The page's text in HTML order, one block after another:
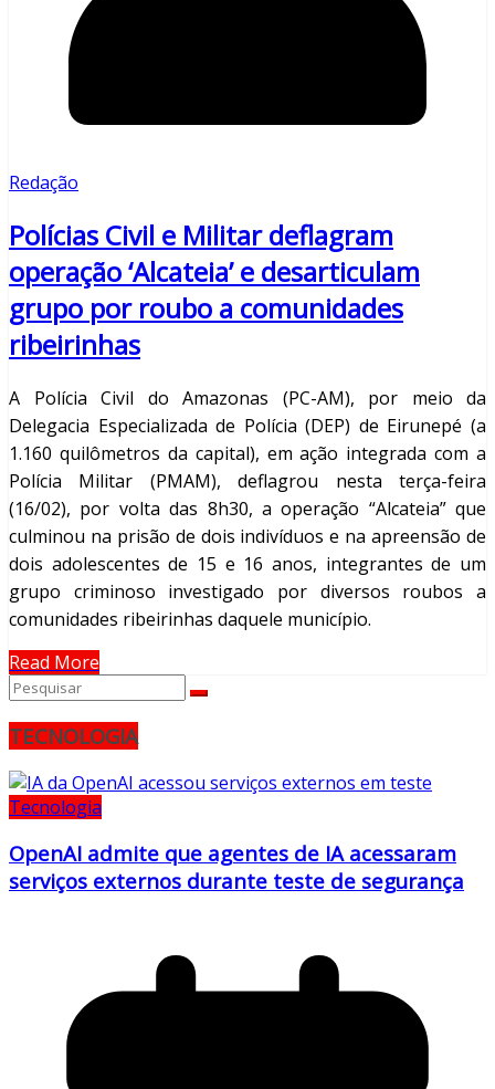
Redação
Polícias Civil e Militar deflagram
operação ‘Alcateia’ e desarticulam
grupo por roubo a comunidades
ribeirinhas
A Polícia Civil do Amazonas (PC-AM), por meio da
Delegacia Especializada de Polícia (DEP) de Eirunepé (a
1.160 quilômetros da capital), em ação integrada com a
Polícia Militar (PMAM), deflagrou nesta terça-feira
(16/02), por volta das 8h30, a operação “Alcateia” que
culminou na prisão de dois indivíduos e na apreensão de
dois adolescentes de 15 e 16 anos, integrantes de um
grupo criminoso investigado por diversos roubos a
comunidades ribeirinhas daquele município.
Read More
TECNOLOGIA
Tecnologia
OpenAI admite que agentes de IA acessaram
serviços externos durante teste de segurança